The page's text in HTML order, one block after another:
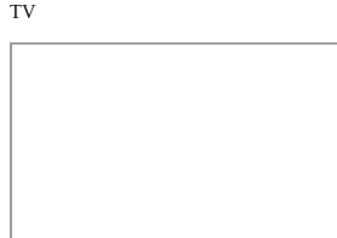
ΤV